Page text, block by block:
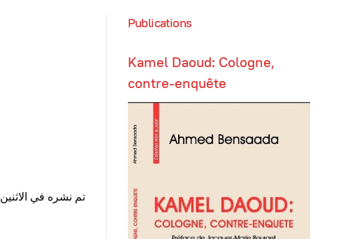
تم نشره في الاثنين 1 شباط / فبراير 2016. 12:00 صباحاً
Publications
Kamel Daoud: Cologne,
contre-enquête